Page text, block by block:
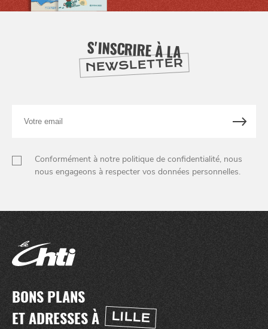
S'INSCRIRE À LA
NEWSLETTER
email
Conformément à notre politique de confidentialité, nous
nous engageons à respecter vos données personnelles.
BONS PLANS
ET ADRESSES À
LILLE